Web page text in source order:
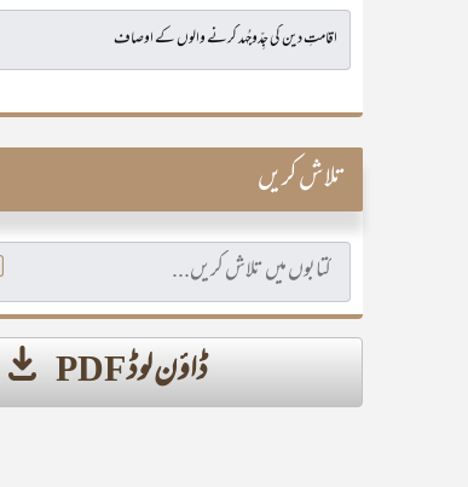
تلاش کریں
ڈاؤن لوڈ PDF